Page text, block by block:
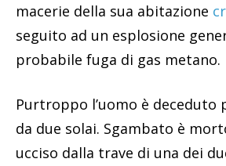
macerie della sua abitazione
seguito ad un esplosione
probabile fuga di gas metano.
Purtroppo l’uomo è deceduto
da due solai. Sgambato è
ucciso dalla trave di una dei